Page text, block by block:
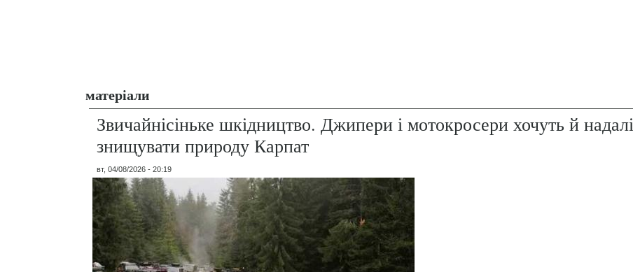
матеріали
Звичайнісіньке шкідництво. Джипери і мотокросери хочуть й надалі
знищувати природу Карпат
вт, 04/08/2026 - 20:19